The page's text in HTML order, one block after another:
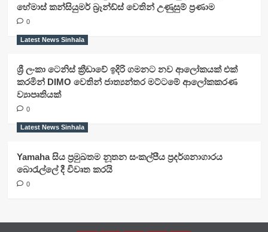
හේමාස් කන්සියුමර් බ්‍රෑන්ඩ්ස් වෙතින් උණුසුම් ප්‍රණාම
0
Latest News Sinhala
ශ්‍රී ලංකා ටෙනිස් ක්‍රීඩාවේ ඉදිරි ගමනට නව ආලෝකයක් එක්
කරමින් DIMO වෙතින් ජාත්‍යන්තර මට්ටමේ ආලෝකකරණ
ව්‍යාපෘතියක්
0
Latest News Sinhala
Yamaha සිය ප්‍රමුඛතම නූතන සංකල්පීය ප්‍රදර්ශනාගාරය
බොරැල්ලේ දී විවෘත කරයි
0